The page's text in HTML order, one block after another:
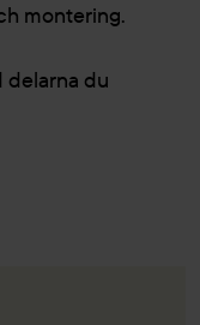
montering.
delarna du